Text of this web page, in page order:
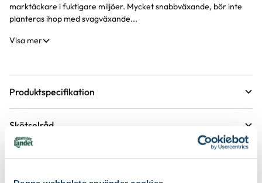
marktäckare i fuktigare miljöer. Mycket snabbväxande, bör inte
planteras ihop med svagväxande...
Visa mer
Produktspecifikation
Krukstorlek
Förväntad sluthöjd
Växtsätt Marktäckande, Mattbildande
Skötselråd
Etableringsråd - så får du en lyckad plantering och